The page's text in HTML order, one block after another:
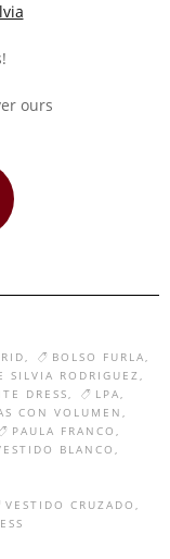
ours
BOLSO FURLA
SILVIA RODRIGUEZ
DRESS
LPA
CON VOLUMEN
PAULA FRANCO
BLANCO
VESTIDO CRUZADO